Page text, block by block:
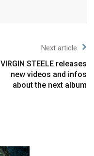
Next article
VIRGIN STEELE releases
new videos and infos
about the next album